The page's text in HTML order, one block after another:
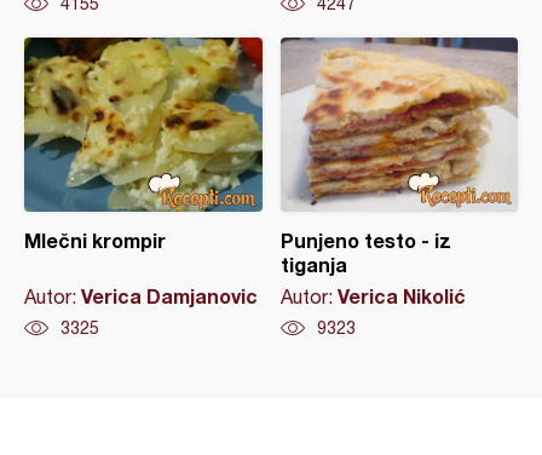
Mlečni krompir
Autor: Verica Damjanovic
3325
Punjeno testo - iz
tiganja
Autor: Verica Nikolić
9323